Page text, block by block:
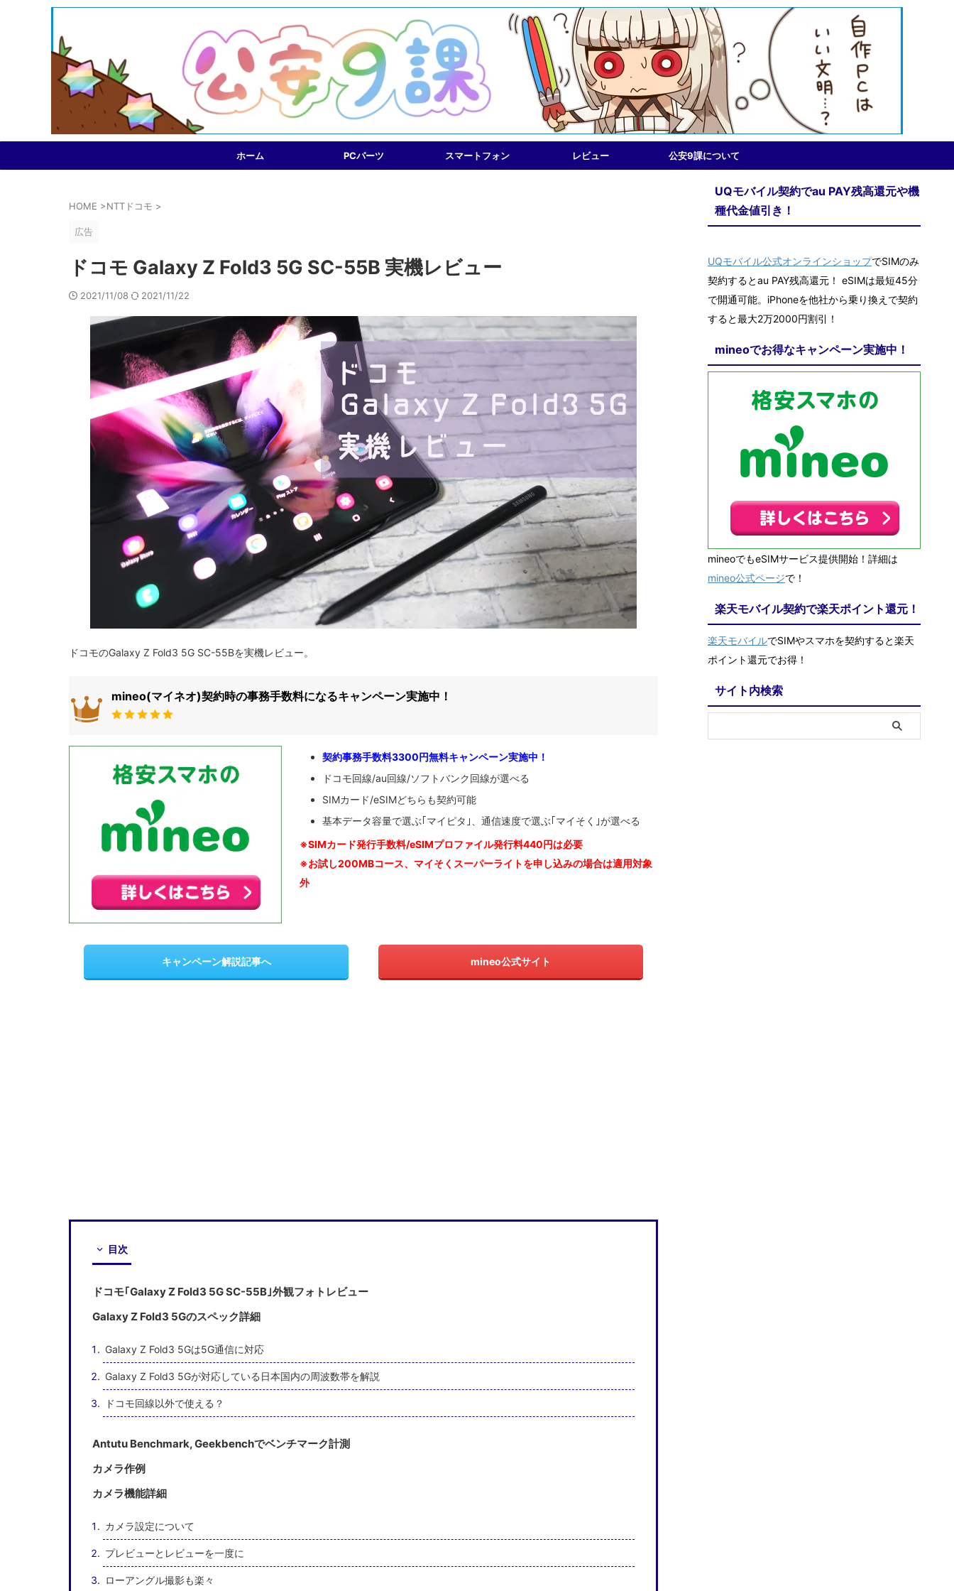
ホーム PCパーツ スマートフォン レビュー 公安9課について
HOME >NTTドコモ >
広告
ドコモ Galaxy Z Fold3 5G SC-55B 実機レビュー
2021/11/08 2021/11/22
ドコモのGalaxy Z Fold3 5G SC-55Bを実機レビュー。
mineo(マイネオ)契約時の事務手数料になるキャンペーン実施中！
契約事務手数料3300円無料キャンペーン実施中！
ドコモ回線/au回線/ソフトバンク回線が選べる
SIMカード/eSIMどちらも契約可能
基本データ容量で選ぶ｢マイピタ｣、通信速度で選ぶ｢マイそく｣が選べる
※SIMカード発行手数料/eSIMプロファイル発行料440円は必要
※お試し200MBコース、マイそくスーパーライトを申し込みの場合は適用対象
外
キャンペーン解説記事へ mineo公式サイト
目次
ドコモ｢Galaxy Z Fold3 5G SC-55B｣外観フォトレビュー
Galaxy Z Fold3 5Gのスペック詳細
Galaxy Z Fold3 5Gは5G通信に対応
Galaxy Z Fold3 5Gが対応している日本国内の周波数帯を解説
ドコモ回線以外で使える？
Antutu Benchmark, Geekbenchでベンチマーク計測
カメラ作例
カメラ機能詳細
カメラ設定について
プレビューとレビューを一度に
ローアングル撮影も楽々
UQモバイル契約でau PAY残高還元や機
種代金値引き！
UQモバイル公式オンラインショップでSIMのみ
契約するとau PAY残高還元！ eSIMは最短45分
で開通可能。iPhoneを他社から乗り換えで契約
すると最大2万2000円割引！
mineoでお得なキャンペーン実施中！
mineoでもeSIMサービス提供開始！詳細は
mineo公式ページで！
楽天モバイル契約で楽天ポイント還元！
楽天モバイルでSIMやスマホを契約すると楽天
ポイント還元でお得！
サイト内検索